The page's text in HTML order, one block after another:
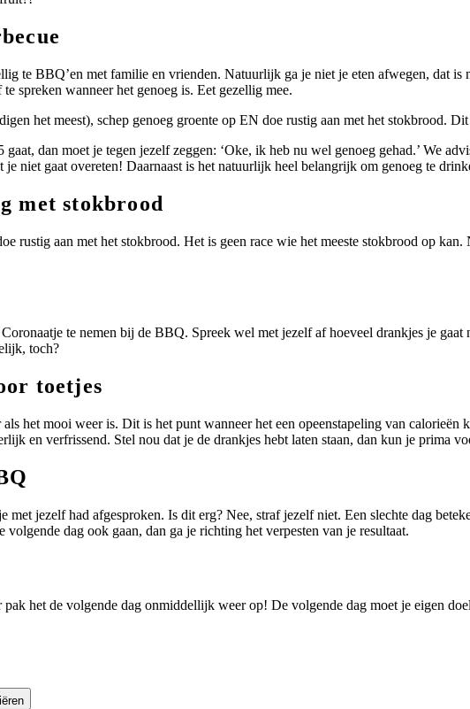
te BBQ’en met familie en vrienden. Natuurlijk ga je niet je eten afwegen, dat is
spreken wanneer het genoeg is. Eet gezellig mee.
het meest), schep genoeg groente op EN doe rustig aan met het stokbrood.
dan moet je tegen jezelf zeggen: ‘Oke, ik heb nu wel genoeg gehad.’ We
niet gaat overeten! Daarnaast is het natuurlijk heel belangrijk om genoeg te
met stokbrood
rustig aan met het stokbrood. Het is geen race wie het meeste stokbrood op
te nemen bij de BBQ. Spreek wel met jezelf af hoeveel drankjes je
toch?
toetjes
het mooi weer is. Dit is het punt wanneer het een opeenstapeling van
en verfrissend. Stel nou dat je de drankjes hebt laten staan, dan kun je prima
met jezelf had afgesproken. Is dit erg? Nee, straf jezelf niet. Een slechte dag
volgende dag ook gaan, dan ga je richting het verpesten van je resultaat.
het de volgende dag onmiddellijk weer op! De volgende dag moet je eigen